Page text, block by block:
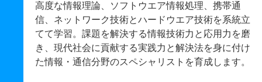
高度な情報理論、ソフトウエア情報処理、携帯通
信、ネットワーク技術とハードウエア技術を系統立
てて学習。課題を解決する情報技術力と応用力を磨
き、現代社会に貢献する実践力と解決法を身に付け
た情報・通信分野のスペシャリストを育成します。